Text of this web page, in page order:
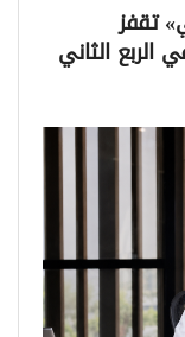
تقفز